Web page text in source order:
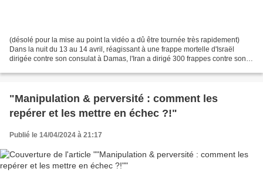
(désolé pour la mise au point la vidéo a dû être tournée très rapidement)
Dans la nuit du 13 au 14 avril, réagissant à une frappe mortelle d'Israël
dirigée contre son consulat à Damas, l'Iran a dirigé 300 frappes contre son
"Manipulation & perversité : comment les
repérer et les mettre en échec ?!"
Publié le 14/04/2024 à 21:17